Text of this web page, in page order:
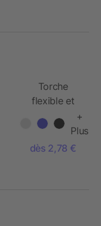
Torche
flexible et
téléscopique
rétractable
jusqu'à 55
+
Plus
dès 2,78 €